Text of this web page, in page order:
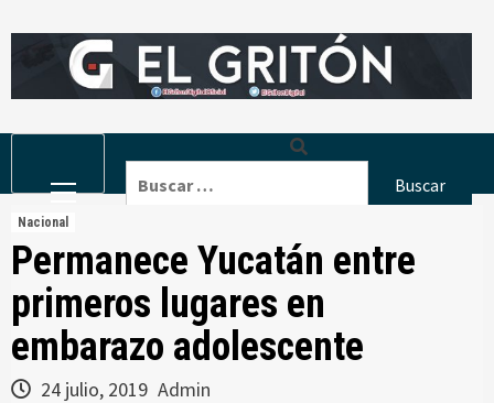
to
Menu
Nacional
Permanece Yucatán entre
primeros lugares en
embarazo adolescente
24 julio, 2019 Admin